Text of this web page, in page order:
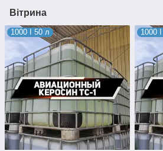
Вітрина
1000 I 50 л 1000